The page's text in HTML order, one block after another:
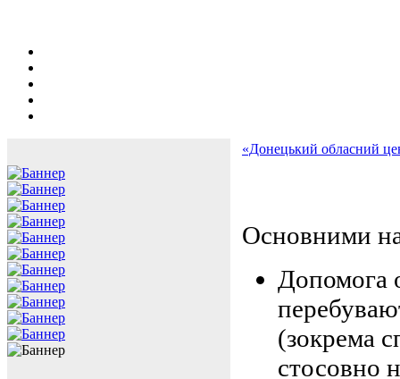
«Донецький обласний
Основними
Допомога
(зокрема
стосовно